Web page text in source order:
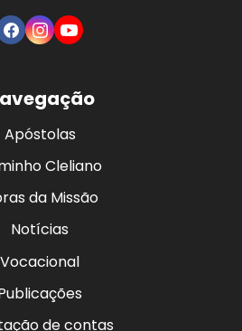
Apóstolas
Cleliano
da Missão
Notícias
Vocacional
de contas